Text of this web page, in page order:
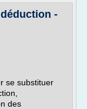
-
se substituer
des